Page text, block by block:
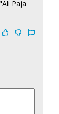
Paja